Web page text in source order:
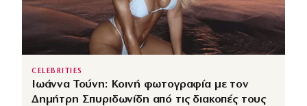
CELEBRITIES
Ιωάννα Τούνη: Κοινή φωτογραφία με τον
Δημήτρη Σπυριδωνίδη από τις διακοπές τους